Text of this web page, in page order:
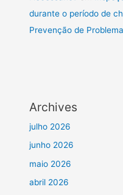
durante o período de
Prevenção de
Archives
julho 2026
junho 2026
maio 2026
abril 2026